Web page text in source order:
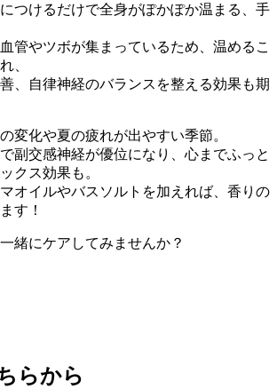
つけるだけで全身がぽかぽか温まる、手
管やツボが集まっているため、温めるこ
、
、自律神経のバランスを整える効果も期
変化や夏の疲れが出やすい季節。
副交感神経が優位になり、心までふっと
クス効果も。
オイルやバスソルトを加えれば、香りの
す！
緒にケアしてみませんか？
らから